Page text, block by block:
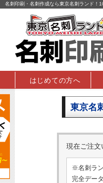
名刺印刷・名刺作成なら東京名刺ランド！
はじめての方へ
東京名
現在ご注
※名刺ラ
完全デー